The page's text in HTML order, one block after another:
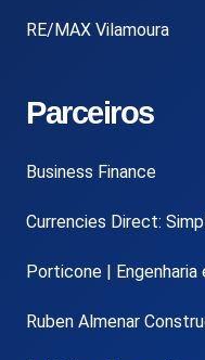
RE/MAX Vilamoura
Parceiros
Business Finance
Currencies Direct:
Porticone | Engenharia
Ruben Almenar